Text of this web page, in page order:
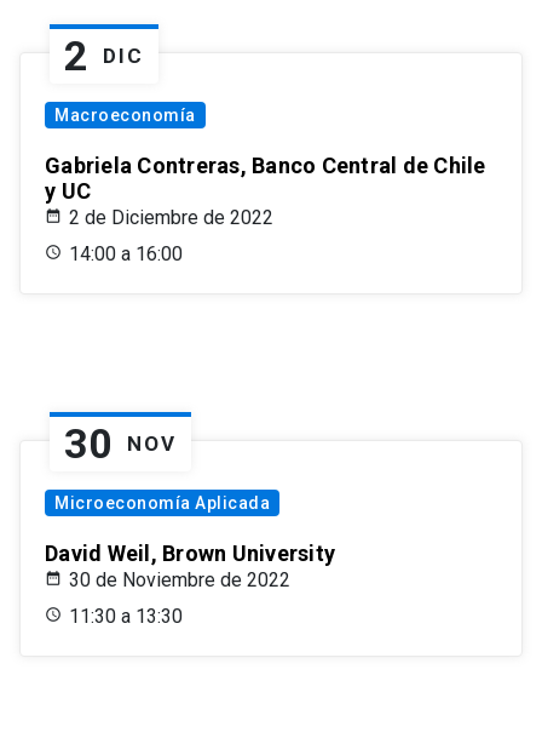
2 DIC
Macroeconomía
Gabriela Contreras, Banco Central de Chile
y UC
2 de Diciembre de 2022
14:00 a 16:00
30 NOV
Microeconomía Aplicada
David Weil, Brown University
30 de Noviembre de 2022
11:30 a 13:30